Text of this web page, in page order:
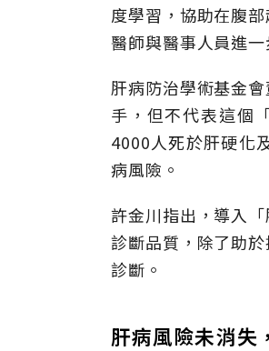
度學習，協助在腹
醫師與醫事人員進一
肝病防治學術基金
手，但不代表這個
4000人死於肝硬化
病風險。
許金川指出，導入
診斷品質，除了助
診斷。
肝病風險未消失